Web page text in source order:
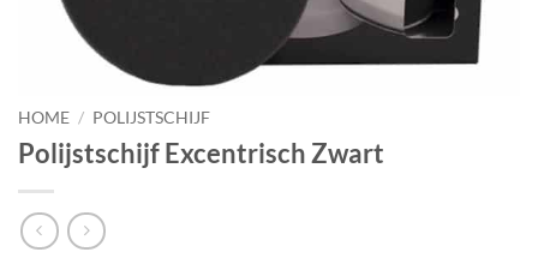
HOME / POLIJSTSCHIJF
Polijstschijf Excentrisch Zwart